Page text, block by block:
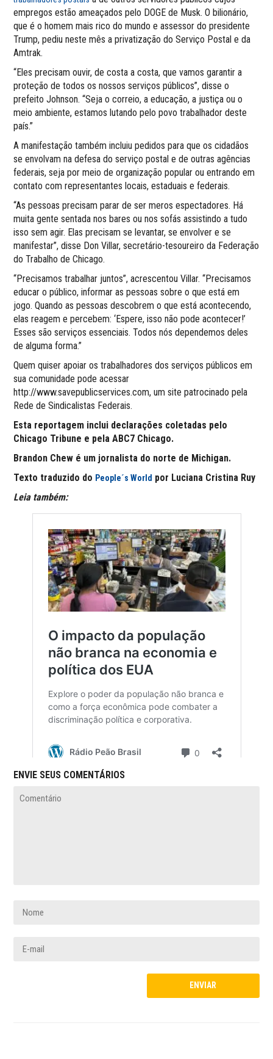
empregos estão ameaçados pelo DOGE de Musk. O bilionário,
que é o homem mais rico do mundo e assessor do presidente
Trump, pediu neste mês a privatização do Serviço Postal e da
Amtrak.
“Eles precisam ouvir, de costa a costa, que vamos garantir a
proteção de todos os nossos serviços públicos”, disse o
prefeito Johnson. “Seja o correio, a educação, a justiça ou o
meio ambiente, estamos lutando pelo povo trabalhador deste
país.”
A manifestação também incluiu pedidos para que os cidadãos
se envolvam na defesa do serviço postal e de outras agências
federais, seja por meio de organização popular ou entrando em
contato com representantes locais, estaduais e federais.
“As pessoas precisam parar de ser meros espectadores. Há
muita gente sentada nos bares ou nos sofás assistindo a tudo
isso sem agir. Elas precisam se levantar, se envolver e se
manifestar”, disse Don Villar, secretário-tesoureiro da Federação
do Trabalho de Chicago.
“Precisamos trabalhar juntos”, acrescentou Villar. “Precisamos
educar o público, informar as pessoas sobre o que está em
jogo. Quando as pessoas descobrem o que está acontecendo,
elas reagem e percebem: ‘Espere, isso não pode acontecer!’
Esses são serviços essenciais. Todos nós dependemos deles
de alguma forma.”
Quem quiser apoiar os trabalhadores dos serviços públicos em
sua comunidade pode acessar
http://www.savepublicservices.com, um site patrocinado pela
Rede de Sindicalistas Federais.
Esta reportagem inclui declarações coletadas pelo
Chicago Tribune e pela ABC7 Chicago.
Brandon Chew é um jornalista do norte de Michigan.
Texto traduzido do People´s World por Luciana Cristina Ruy
Leia também:
ENVIE SEUS COMENTÁRIOS